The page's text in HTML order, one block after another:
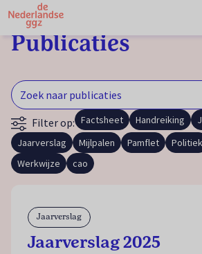
Spring naar hoofdinhoud
Publicaties
Filter op: Factsheet Handreiking
Jaarverslag
Mijlpalen Pamflet Politiek
Werkwijze
cao
Jaarverslag 2025
Jaarverslag